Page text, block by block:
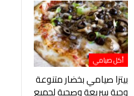
أكل صيامي
بيتزا صيامي بخضار متنوعة
وجبة سريعة وصحية لجميع